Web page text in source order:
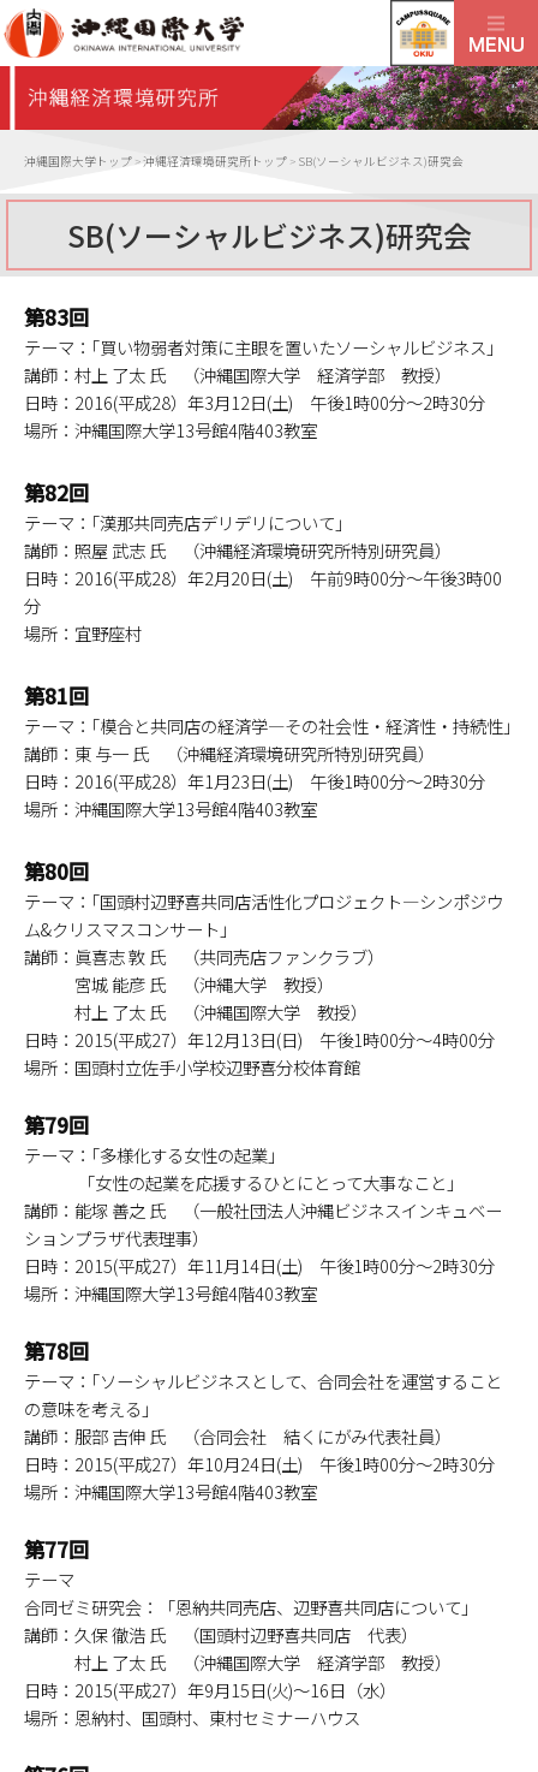
沖縄国際大学トップ >沖縄経済環境研究所トップ > SB(ソーシャルビジネス)研究会
SB(ソーシャルビジネス)研究会
第83回
テーマ：｢買い物弱者対策に主眼を置いたソーシャルビジネス｣
講師：村上 了太 氏 （沖縄国際大学 経済学部 教授）
日時：2016(平成28）年3月12日(土) 午後1時00分～2時30分
場所：沖縄国際大学13号館4階403教室
第82回
テーマ：｢漢那共同売店デリデリについて｣
講師：照屋 武志 氏 （沖縄経済環境研究所特別研究員）
日時：2016(平成28）年2月20日(土) 午前9時00分～午後3時00
分
場所：宜野座村
第81回
テーマ：｢模合と共同店の経済学―その社会性・経済性・持続性｣
講師：東 与一 氏 （沖縄経済環境研究所特別研究員）
日時：2016(平成28）年1月23日(土) 午後1時00分～2時30分
場所：沖縄国際大学13号館4階403教室
第80回
テーマ：｢国頭村辺野喜共同店活性化プロジェクト―シンポジウ
ム&クリスマスコンサート｣
講師：眞喜志 敦 氏 （共同売店ファンクラブ）
宮城 能彦 氏 （沖縄大学 教授）
村上 了太 氏 （沖縄国際大学 教授）
日時：2015(平成27）年12月13日(日) 午後1時00分～4時00分
場所：国頭村立佐手小学校辺野喜分校体育館
第79回
テーマ：｢多様化する女性の起業｣
「女性の起業を応援するひとにとって大事なこと」
講師：能塚 善之 氏 （一般社団法人沖縄ビジネスインキュベー
ションプラザ代表理事）
日時：2015(平成27）年11月14日(土) 午後1時00分～2時30分
場所：沖縄国際大学13号館4階403教室
第78回
テーマ：｢ソーシャルビジネスとして、合同会社を運営すること
の意味を考える｣
講師：服部 吉伸 氏 （合同会社 結くにがみ代表社員）
日時：2015(平成27）年10月24日(土) 午後1時00分～2時30分
場所：沖縄国際大学13号館4階403教室
第77回
テーマ
合同ゼミ研究会：「恩納共同売店、辺野喜共同店について」
講師：久保 徹浩 氏 （国頭村辺野喜共同店 代表）
村上 了太 氏 （沖縄国際大学 経済学部 教授）
日時：2015(平成27）年9月15日(火)～16日（水）
場所：恩納村、国頭村、東村セミナーハウス